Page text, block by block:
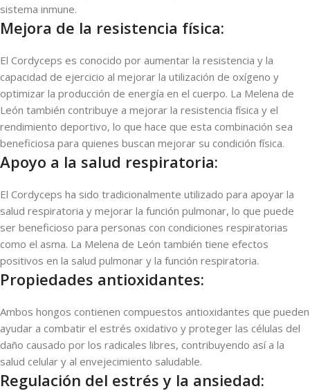
sistema inmune.
Mejora de la resistencia física:
El Cordyceps es conocido por aumentar la resistencia y la
capacidad de ejercicio al mejorar la utilización de oxígeno y
optimizar la producción de energía en el cuerpo. La Melena de
León también contribuye a mejorar la resistencia física y el
rendimiento deportivo, lo que hace que esta combinación sea
beneficiosa para quienes buscan mejorar su condición física.
Apoyo a la salud respiratoria:
El Cordyceps ha sido tradicionalmente utilizado para apoyar la
salud respiratoria y mejorar la función pulmonar, lo que puede
ser beneficioso para personas con condiciones respiratorias
como el asma. La Melena de León también tiene efectos
positivos en la salud pulmonar y la función respiratoria.
Propiedades antioxidantes:
Ambos hongos contienen compuestos antioxidantes que pueden
ayudar a combatir el estrés oxidativo y proteger las células del
daño causado por los radicales libres, contribuyendo así a la
salud celular y al envejecimiento saludable.
Regulación del estrés y la ansiedad: